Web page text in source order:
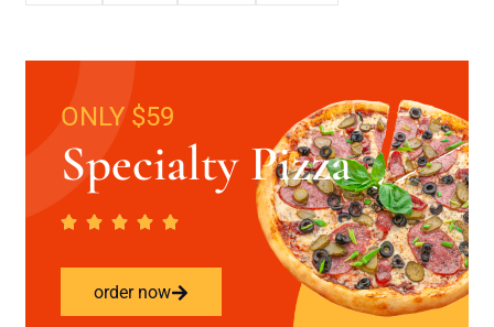
ONLY $59
Specialty Pizza
order now